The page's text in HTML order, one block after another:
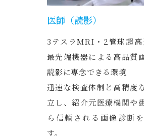
医師（読影）
3テスラMRI・2管球超
最先端機器による高品質
読影に専念できる環境
迅速な検査体制と高精度
立し、紹介元医療機関や
ら信頼される画像診断
す。